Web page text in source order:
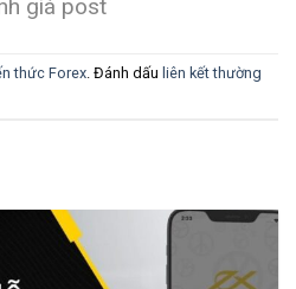
giá post
thức Forex. Đánh dấu liên kết thường